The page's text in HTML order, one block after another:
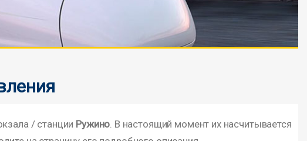
/ станции Ружино . В настоящий момент их насчитывается